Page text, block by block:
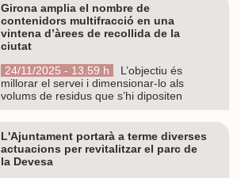
Girona amplia el nombre de
contenidors multifracció en una
vintena d’àrees de recollida de la
ciutat
24/11/2025 - 13.59 h
L’objectiu és
millorar el servei i dimensionar-lo als
volums de residus que s’hi dipositen
L'Ajuntament portarà a terme diverses
actuacions per revitalitzar el parc de
la Devesa